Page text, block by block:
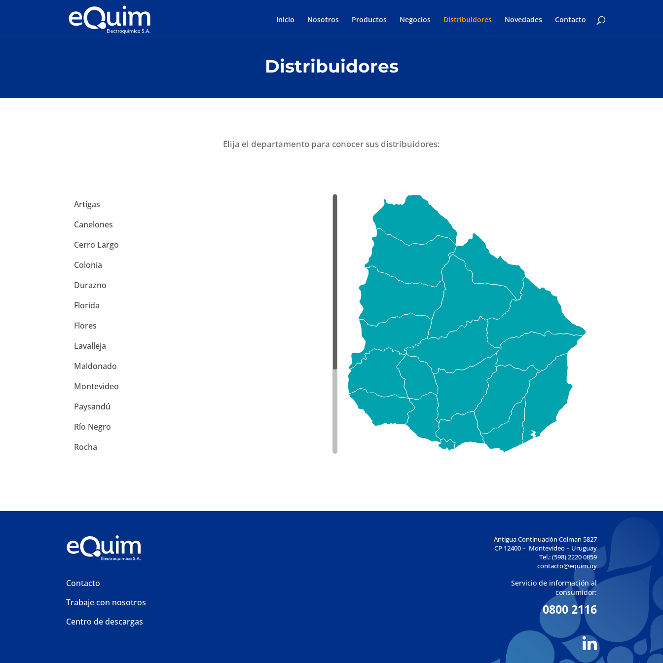
Inicio Nosotros Productos Negocios Distribuidores Novedades Contacto
Distribuidores
Elija el departamento para conocer sus distribuidores:
Artigas
Canelones
Cerro Largo
Colonia
Durazno
Florida
Flores
Lavalleja
Maldonado
Montevideo
Paysandú
Río Negro
Rocha
Tacuarembó
Contacto
Trabaje con nosotros
Centro de descargas
Antigua Continuación Colman 5827
CP 12400 – Montevideo – Uruguay
Tel.: (598) 2220 0859
contacto@equim.uy
Servicio de información al
consumidor:
0800 2116